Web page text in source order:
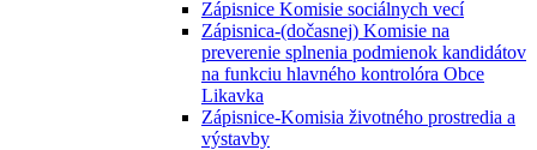
Zápisnice Komisie sociálnych vecí
Zápisnica-(dočasnej) Komisie na
preverenie splnenia podmienok kandidátov
na funkciu hlavného kontrolóra Obce
Likavka
Zápisnice-Komisia životného prostredia a
výstavby